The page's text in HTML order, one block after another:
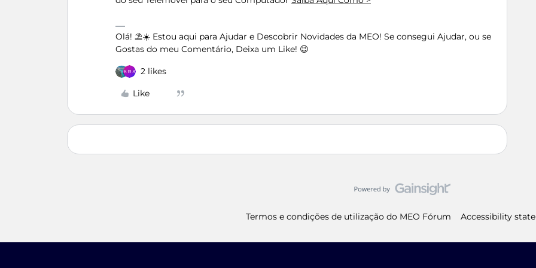
Olá! ⛱️☀️ Estou aqui para Ajudar e Descobrir Novidades da MEO! Se consegui Ajudar, ou se
Gostas do meu Comentário, Deixa um Like! 😉
2 likes
Like
Termos e condições de utilização do MEO Fórum Accessibility